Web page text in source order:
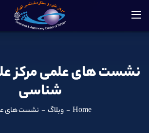
نشست های علمی مرکز
شناسی
Home
- وبلاگ - نشست های